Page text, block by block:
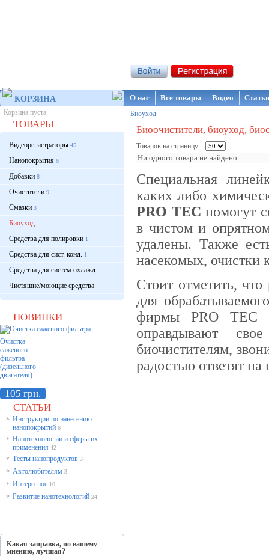
КОРЗИНА
Корзина пуста
ТОВАРЫ
Видеорегистраторы 45
Нанопокрытия 6
Добавки 8
Очистители 9
Смазки 3
Биоуход
Средства для полировки 1
Средства для сист. конд. 1
Средства для систем охлажд.
Чистящие/моющие средства
НОВИНКИ
Очистка
сажевого
фильтра
(дизельного
двигателя)
105 грн.
СТАТЬИ
* Инструкции по нанесению
нанопокрытий 6
* Нанотехнологии и сферы их
применения 42
* Тесты нанопродуктов 3
* Автолюбителям 3
* Интересное 10
* Развитие нанотехнологий 24
Какая заправка, по вашему
мнению, лучшая?
О нас Все товары Видео
Биоуход
Биоочистители, биоуход,
Товаров на страницу:
Ни одного товара не найдено.
Специальная
каких либо
PRO TEC помогут
в чистом и
удалены. Также
насекомых, очистки
Стоит отметить,
для
фирмы PRO TEC
оправдывают
биочистителям,
радостью ответят